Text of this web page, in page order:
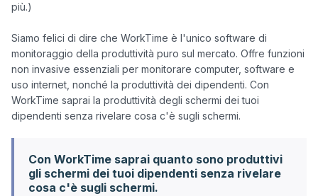
più.)
Siamo felici di dire che WorkTime è l'unico software di
monitoraggio della produttività puro sul mercato. Offre funzioni
non invasive essenziali per monitorare computer, software e
uso internet, nonché la produttività dei dipendenti. Con
WorkTime saprai la produttività degli schermi dei tuoi
Con WorkTime saprai quanto sono produttivi
gli schermi dei tuoi dipendenti senza rivelare
cosa c'è sugli schermi.